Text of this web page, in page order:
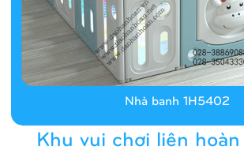
Khu vui chơi liên
Nhà banh 1H5402